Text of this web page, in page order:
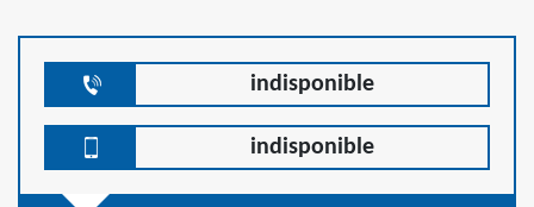
indisponible
indisponible